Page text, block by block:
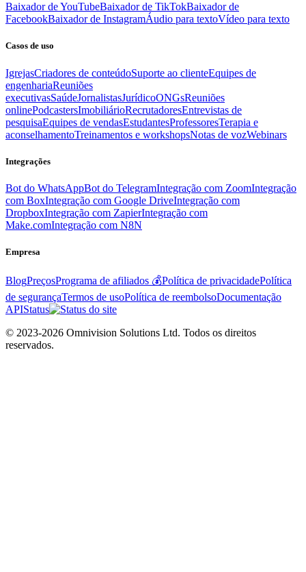
Baixador de YouTubeBaixador de TikTokBaixador de
FacebookBaixador de InstagramÁudio para textoVídeo para texto
Casos de uso
IgrejasCriadores de conteúdoSuporte ao clienteEquipes de
engenhariaReuniões
executivasSaúdeJornalistasJurídicoONGsReuniões
onlinePodcastersImobiliárioRecrutadoresEntrevistas de
pesquisaEquipes de vendasEstudantesProfessoresTerapia e
aconselhamentoTreinamentos e workshopsNotas de vozWebinars
Integrações
Bot do WhatsAppBot do TelegramIntegração com ZoomIntegração
com BoxIntegração com Google DriveIntegração com
DropboxIntegração com ZapierIntegração com
Make.comIntegração com N8N
Empresa
BlogPreçosPrograma de afiliados 💰Política de privacidadePolítica
de segurançaTermos de usoPolítica de reembolsoDocumentação
APIStatus
© 2023-2026 Omnivision Solutions Ltd. Todos os direitos
reservados.